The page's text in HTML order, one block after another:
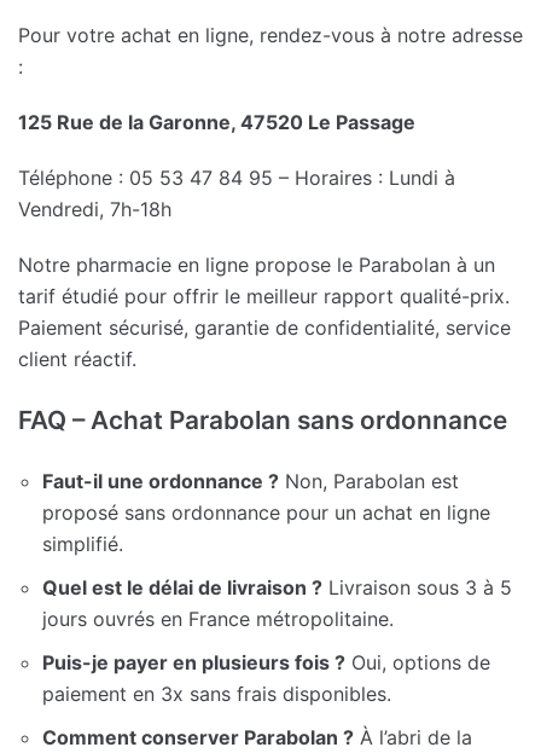
Pour votre achat en ligne, rendez-vous à notre adresse
:
125 Rue de la Garonne, 47520 Le Passage
Téléphone : 05 53 47 84 95 – Horaires : Lundi à
Vendredi, 7h-18h
Notre pharmacie en ligne propose le Parabolan à un
tarif étudié pour offrir le meilleur rapport qualité-prix.
Paiement sécurisé, garantie de confidentialité, service
client réactif.
FAQ – Achat Parabolan sans ordonnance
Faut-il une ordonnance ? Non, Parabolan est
proposé sans ordonnance pour un achat en ligne
simplifié.
Quel est le délai de livraison ? Livraison sous 3 à 5
jours ouvrés en France métropolitaine.
Puis-je payer en plusieurs fois ? Oui, options de
paiement en 3x sans frais disponibles.
Comment conserver Parabolan ? À l’abri de la